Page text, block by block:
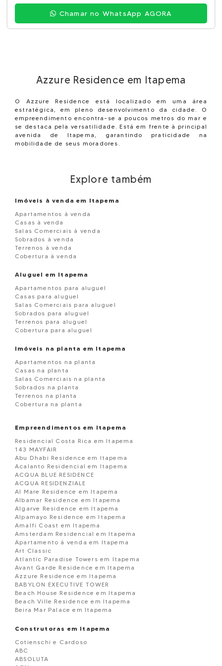
Chamar no WhatsApp AGORA
Azzure Residence em Itapema
O Azzure Residence está localizado em uma área
estratégica, em pleno desenvolvimento da cidade. O
empreendimento encontra-se a poucos metros do mar e
se destaca pela versatilidade. Está em frente à principal
avenida de Itapema, garantindo praticidade na
mobilidade de seus moradores.
Explore também
Imóveis à venda em Itapema
Apartamentos à venda
Casas à venda
Salas Comerciais à venda
Sobrados à venda
Terrenos à venda
Cobertura à venda
Aluguel em Itapema
Apartamentos para aluguel
Casas para aluguel
Salas Comerciais para aluguel
Sobrados para aluguel
Terrenos para aluguel
Cobertura para aluguel
Imóveis na planta em Itapema
Apartamentos na planta
Casas na planta
Salas Comerciais na planta
Sobrados na planta
Terrenos na planta
Cobertura na planta
Empreendimentos em Itapema
Residencial Costa Rica em Itapema
143 MAYFAIR
Abu Dhabi Residence em Itapema
Acalanto Residencial em Itapema
ACQUA BLUE RESIDENCE
ACQUA RESIDENZIALE
Al Mare Residence em Itapema
Albamar Residence em Itapema
Algarve Residence em Itapema
Alpamayo Residence em Itapema
Amalfi Coast em Itapema
Amsterdam Residencial em Itapema
Apartamento à venda em Itapema
Art Classic
Atlantic Paradise Towers em Itapema
Avant Garde Residence em Itapema
Azzure Residence em Itapema
BABYLON EXECUTIVE TOWER
Beach House Residence em Itapema
Beach Ville Residence em Itapema
Beira Mar Palace em Itapema
BELVEDERE
Blue View em Itapema
Boulevard Dois 86 em Itapema
BOURBON RESIDENCE
Construtoras em Itapema
Cotienschi e Cardoso
ABC
ABSOLUTA